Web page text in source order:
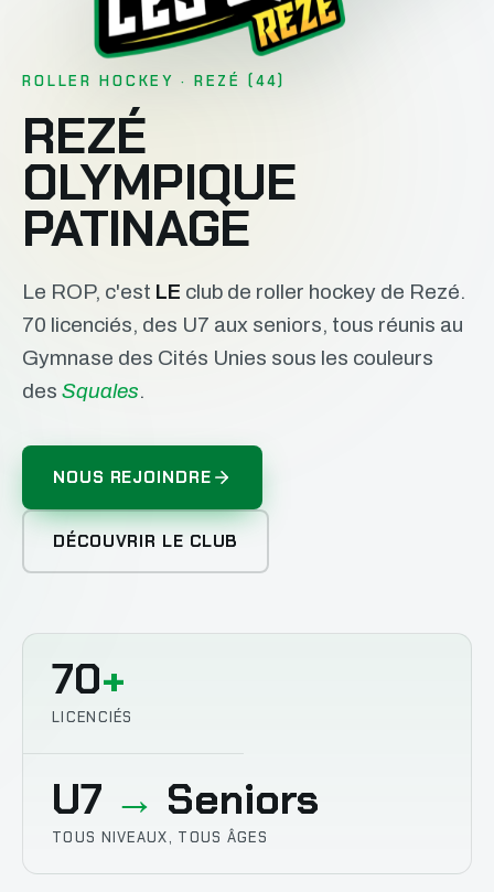
ROLLER HOCKEY · REZÉ (44)
REZÉ
OLYMPIQUE
PATINAGE
Le ROP, c'est LE club de roller hockey de Rezé.
70 licenciés, des U7 aux seniors, tous réunis au
Gymnase des Cités Unies sous les couleurs
des Squales.
NOUS REJOINDRE
DÉCOUVRIR LE CLUB
70+
LICENCIÉS
U7 → Seniors
TOUS NIVEAUX, TOUS ÂGES